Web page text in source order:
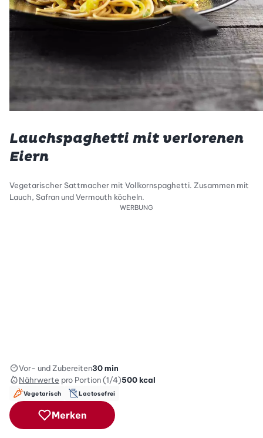
Lauchspaghetti mit verlorenen
Eiern
Vegetarischer Sattmacher mit Vollkornspaghetti. Zusammen mit
Lauch, Safran und Vermouth köcheln.
WERBUNG
Vor- und Zubereiten30 min
Nährwerte pro Portion (1/4)500kcal
Vegetarisch Lactosefrei
Merken